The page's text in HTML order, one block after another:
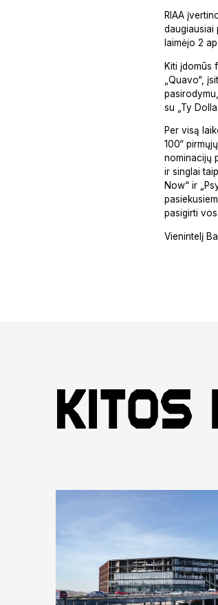
RIAA
daugiausiai
laimėjo 2
Kiti įdomūs
„Quavo“,
su „Ty
Per visą
100“
nominacijų
ir singlai
Now“ ir
pasigirti
Vienintelį
Kitos